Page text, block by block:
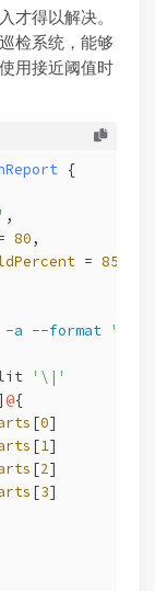
才得以解决。
检系统，能够
用接近阈值时
{
,
80,
= 85
-a --format
'\|'
@{
[0]
[1]
[2]
[3]